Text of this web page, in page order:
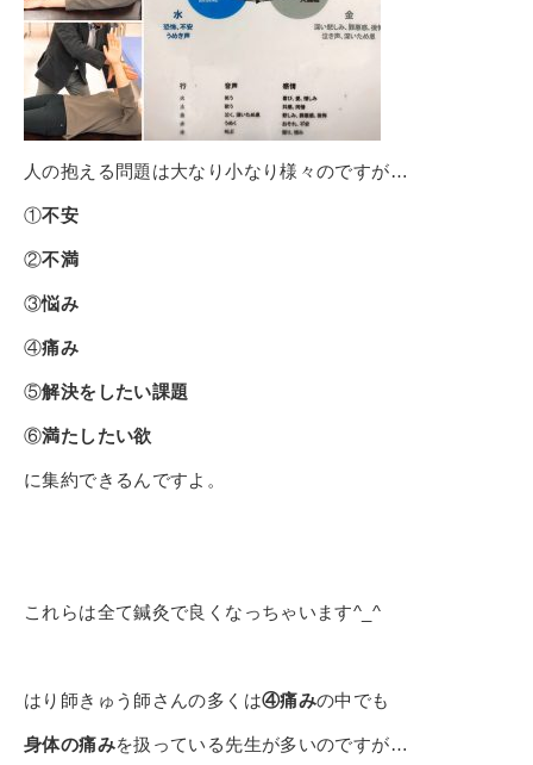
人の抱える問題は大なり小なり様々のですが…
①不安
②不満
③悩み
④痛み
⑤解決をしたい課題
⑥満たしたい欲
に集約できるんですよ。
これらは全て鍼灸で良くなっちゃいます^_^
はり師きゅう師さんの多くは④痛みの中でも
身体の痛みを扱っている先生が多いのですが…